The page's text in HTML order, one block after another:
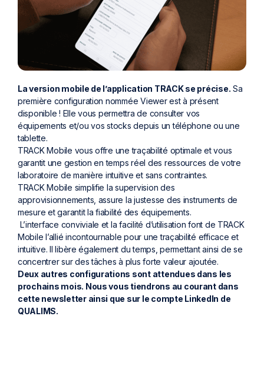
La version mobile de l’application TRACK se précise. Sa
première configuration nommée Viewer est à présent
disponible ! Elle vous permettra de consulter vos
équipements et/ou vos stocks depuis un téléphone ou une
tablette.
TRACK Mobile vous offre une traçabilité optimale et vous
garantit une gestion en temps réel des ressources de votre
laboratoire de manière intuitive et sans contraintes.
TRACK Mobile simplifie la supervision des
approvisionnements, assure la justesse des instruments de
mesure et garantit la fiabilité des équipements.
L’interface conviviale et la facilité d’utilisation font de TRACK
Mobile l’allié incontournable pour une traçabilité efficace et
intuitive. Il libère également du temps, permettant ainsi de se
concentrer sur des tâches à plus forte valeur ajoutée.
Deux autres configurations sont attendues dans les
prochains mois. Nous vous tiendrons au courant dans
cette newsletter ainsi que sur le compte LinkedIn de
QUALIMS.